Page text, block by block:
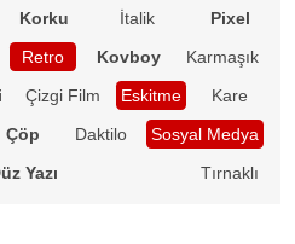
Korku İtalik
Pixel
Retro Kovboy
Karmaşık
Çizgi Film Eskitme
Kare
Çöp Daktilo
Sosyal Medya
Yazı Tırnaklı